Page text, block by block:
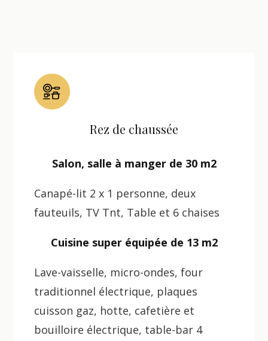
Rez de chaussée
Salon, salle à manger de 30 m2
Canapé-lit 2 x 1 personne, deux
fauteuils, TV Tnt, Table et 6 chaises
Cuisine super équipée de 13 m2
Lave-vaisselle, micro-ondes, four
traditionnel électrique, plaques
cuisson gaz, hotte, cafetière et
bouilloire électrique, table-bar 4